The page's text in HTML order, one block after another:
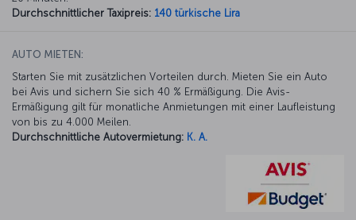
Durchschnittlicher Taxipreis: 140 türkische Lira
AUTO MIETEN:
Starten Sie mit zusätzlichen Vorteilen durch. Mieten Sie ein Auto
bei Avis und sichern Sie sich 40 % Ermäßigung. Die Avis-
Ermäßigung gilt für monatliche Anmietungen mit einer Laufleistung
von bis zu 4.000 Meilen.
Durchschnittliche Autovermietung: K. A.